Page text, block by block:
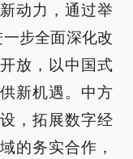
动力，通过举
步全面深化改
放，以中国式
新机遇。中方
，拓展数字经
的务实合作，